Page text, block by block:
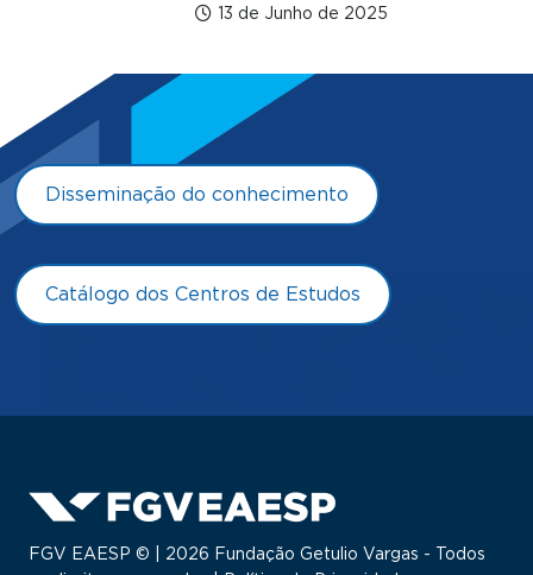
13 de Junho de 2025
Disseminação do conhecimento
Catálogo dos Centros de Estudos
FGV EAESP © | 2026 Fundação Getulio Vargas - Todos